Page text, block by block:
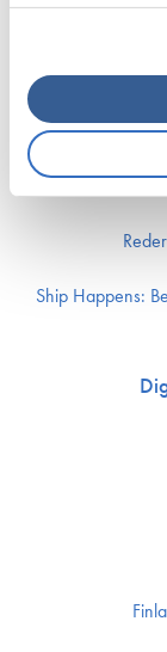
Ship Happens: